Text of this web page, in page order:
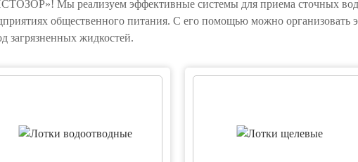
Мы реализуем эффективные системы для приема сточных вод.
общественного питания. С его помощью можно
загрязненных жидкостей.